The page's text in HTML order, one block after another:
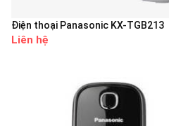
Điện thoại Panasonic KX-TGB213
Liên hệ